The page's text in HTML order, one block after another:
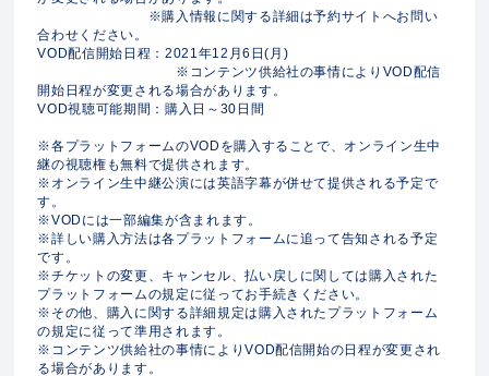
※購入情報に関する詳細は予約サイトへお問い
合わせください。
VOD配信開始日程：2021年12月6日(月)
※コンテンツ供給社の事情によりVOD配信
開始日程が変更される場合があります。
VOD視聴可能期間：購入日～30日間
※各プラットフォームのVODを購入することで、オンライン生中
継の視聴権も無料で提供されます。
※オンライン生中継公演には英語字幕が併せて提供される予定で
す。
※VODには一部編集が含まれます。
※詳しい購入方法は各プラットフォームに追って告知される予定
です。
※チケットの変更、キャンセル、払い戻しに関しては購入された
プラットフォームの規定に従ってお手続きください。
※その他、購入に関する詳細規定は購入されたプラットフォーム
の規定に従って準用されます。
※コンテンツ供給社の事情によりVOD配信開始の日程が変更され
る場合があります。